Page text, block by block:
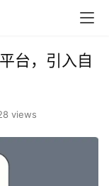
台，引入自
views